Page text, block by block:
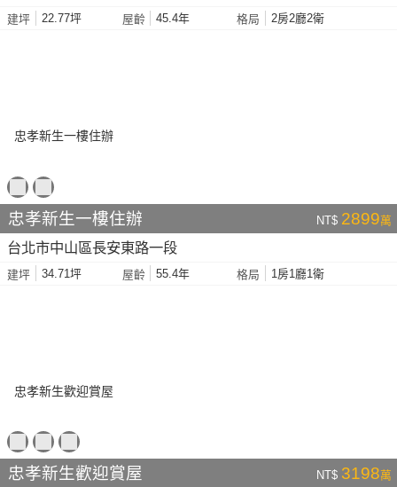
建坪 22.77坪 屋齡 45.4年 格局 2房2廳2衛
忠孝新生一樓住辦 NT$ 2899萬
台北市中山區長安東路一段
建坪 34.71坪 屋齡 55.4年 格局 1房1廳1衛
忠孝新生歡迎賞屋 NT$ 3198萬